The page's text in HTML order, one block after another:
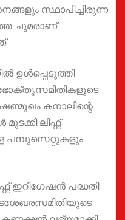
സ്ഥാപിച്ചിരുന്ന
ചുമരാണ്
ഉള്‍പ്പെടുത്തി
കനാലിന്റെ
ലിഫ്റ്റ്
പമ്പുസെറ്റുകളും
ഇറിഗേഷന്‍ പദ്ധതി